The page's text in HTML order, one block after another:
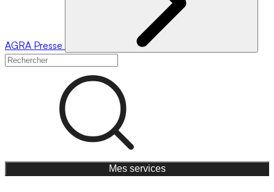
AGRA Presse
Mes services